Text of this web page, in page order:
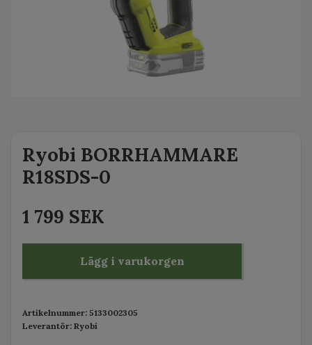
Ryobi BORRHAMMARE
R18SDS-0
1 799 SEK
Lägg i varukorgen
Artikelnummer: 5133002305
Leverantör: Ryobi